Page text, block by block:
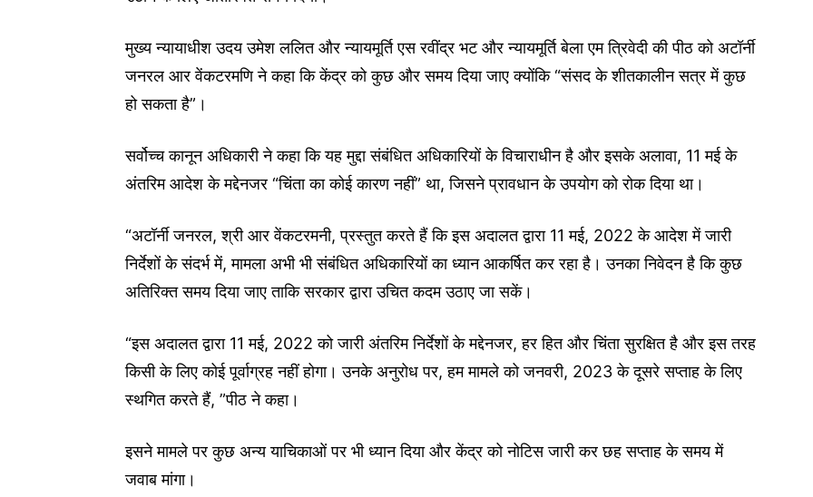
मुख्य न्यायाधीश उदय उमेश ललित और न्यायमूर्ति एस रवींद्र भट और न्यायमूर्ति बेला एम त्रिवेदी की पीठ को अटॉर्नी
जनरल आर वेंकटरमणि ने कहा कि केंद्र को कुछ और समय दिया जाए क्योंकि “संसद के शीतकालीन सत्र में कुछ
हो सकता है”।
सर्वोच्च कानून अधिकारी ने कहा कि यह मुद्दा संबंधित अधिकारियों के विचाराधीन है और इसके अलावा, 11 मई के
अंतरिम आदेश के मद्देनजर “चिंता का कोई कारण नहीं” था, जिसने प्रावधान के उपयोग को रोक दिया था।
“अटॉर्नी जनरल, श्री आर वेंकटरमनी, प्रस्तुत करते हैं कि इस अदालत द्वारा 11 मई, 2022 के आदेश में जारी
निर्देशों के संदर्भ में, मामला अभी भी संबंधित अधिकारियों का ध्यान आकर्षित कर रहा है। उनका निवेदन है कि कुछ
अतिरिक्त समय दिया जाए ताकि सरकार द्वारा उचित कदम उठाए जा सकें।
“इस अदालत द्वारा 11 मई, 2022 को जारी अंतरिम निर्देशों के मद्देनजर, हर हित और चिंता सुरक्षित है और इस तरह
किसी के लिए कोई पूर्वाग्रह नहीं होगा। उनके अनुरोध पर, हम मामले को जनवरी, 2023 के दूसरे सप्ताह के लिए
स्थगित करते हैं, ”पीठ ने कहा।
इसने मामले पर कुछ अन्य याचिकाओं पर भी ध्यान दिया और केंद्र को नोटिस जारी कर छह सप्ताह के समय में
जवाब मांगा।